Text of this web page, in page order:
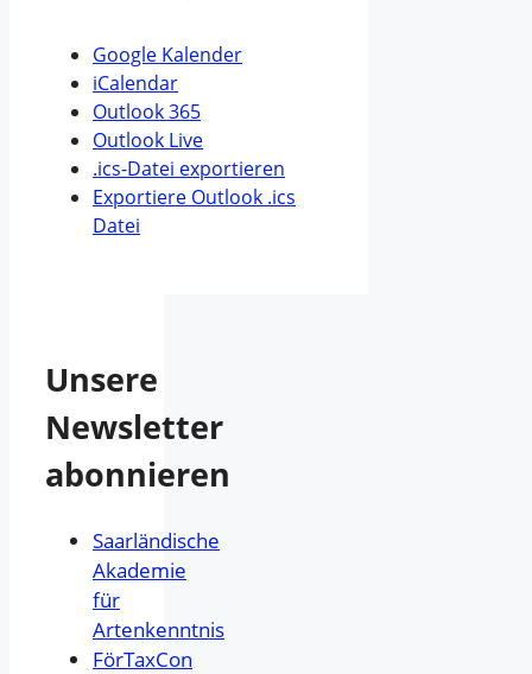
Google Kalender
iCalendar
Outlook 365
Outlook Live
.ics-Datei exportieren
Exportiere Outlook .ics
Datei
Unsere
Newsletter
abonnieren
Saarländische
Akademie
für
Artenkenntnis
FörTaxCon